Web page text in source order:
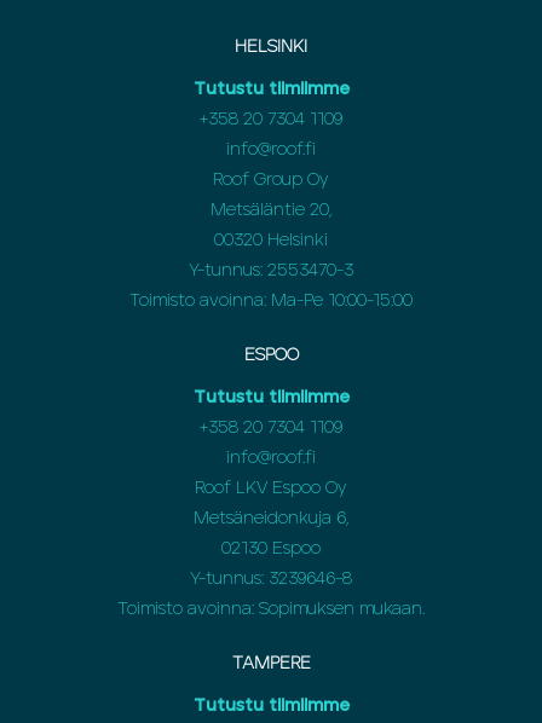
HELSINKI
Tutustu tiimiimme
+358 20 7304 1109
info@roof.fi
Roof Group Oy
Metsäläntie 20,
00320 Helsinki
Y-tunnus: 2553470-3
Toimisto avoinna: Ma-Pe 10:00-15:00
ESPOO
Tutustu tiimiimme
+358 20 7304 1109
info@roof.fi
Roof LKV Espoo Oy
Metsäneidonkuja 6,
02130 Espoo
Y-tunnus: 3239646-8
Toimisto avoinna: Sopimuksen mukaan.
TAMPERE
Tutustu tiimiimme